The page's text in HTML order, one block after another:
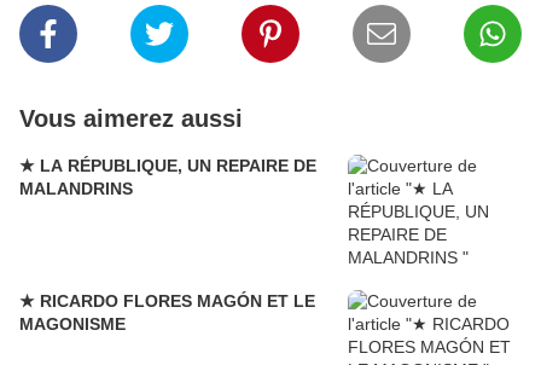
Vous aimerez aussi
★ LA RÉPUBLIQUE, UN REPAIRE DE
MALANDRINS
★ RICARDO FLORES MAGÓN ET LE
MAGONISME